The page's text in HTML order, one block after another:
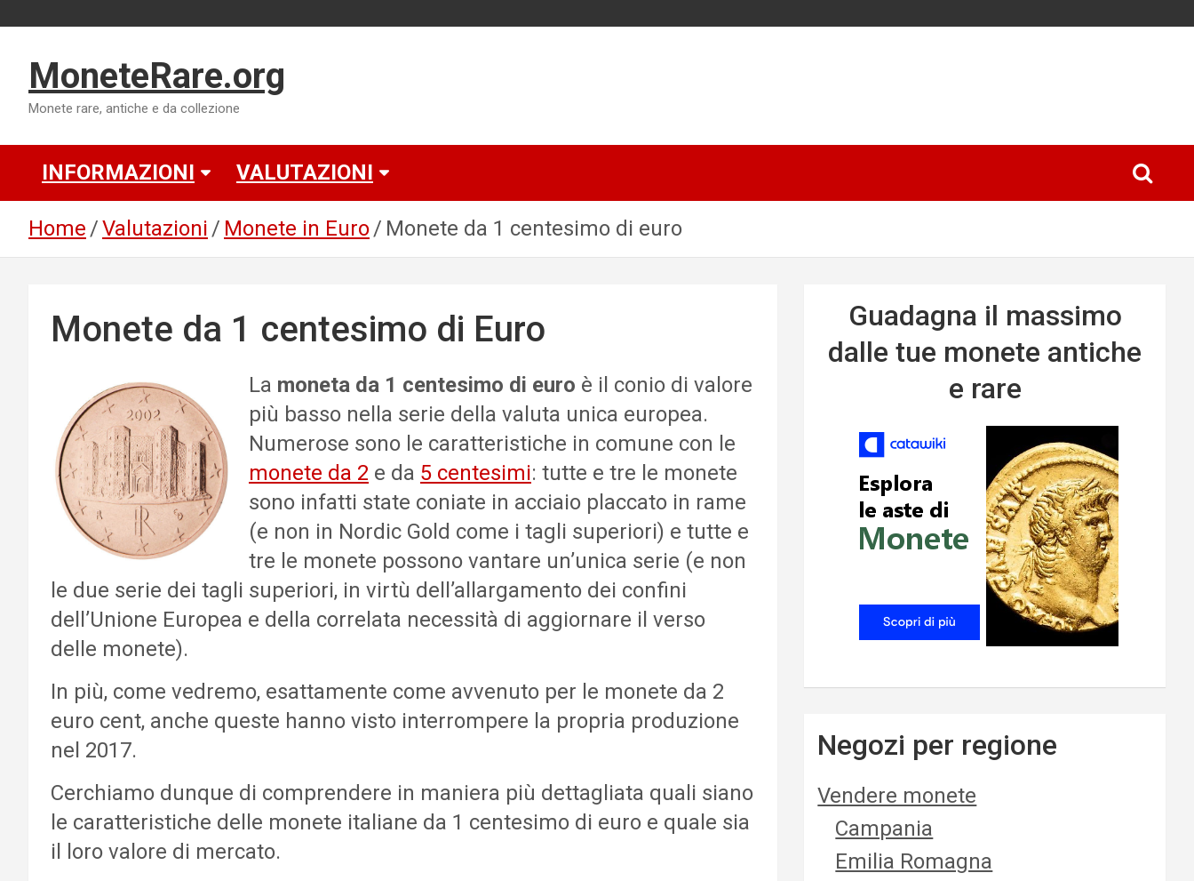
content
MoneteRare.org
Monete rare, antiche e da collezione
INFORMAZIONI VALUTAZIONI
Home Valutazioni Monete in Euro Monete da 1 centesimo di euro
Monete da 1 centesimo di Euro
La moneta da 1 centesimo di euro è il conio di valore
più basso nella serie della valuta unica europea.
Numerose sono le caratteristiche in comune con le
monete da 2 e da 5 centesimi: tutte e tre le monete
sono infatti state coniate in acciaio placcato in rame
(e non in Nordic Gold come i tagli superiori) e tutte e
tre le monete possono vantare un’unica serie (e non
le due serie dei tagli superiori, in virtù dell’allargamento dei confini
dell’Unione Europea e della correlata necessità di aggiornare il verso
delle monete).
In più, come vedremo, esattamente come avvenuto per le monete da 2
euro cent, anche queste hanno visto interrompere la propria produzione
nel 2017.
Cerchiamo dunque di comprendere in maniera più dettagliata quali siano
le caratteristiche delle monete italiane da 1 centesimo di euro e quale sia
il loro valore di mercato.
Guadagna il massimo
dalle tue monete antiche
e rare
Negozi per regione
Vendere monete
Campania
Emilia Romagna